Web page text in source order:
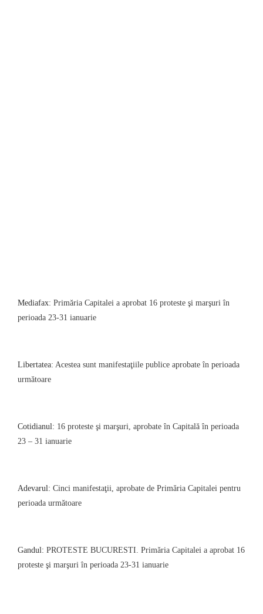
Mediafax: Primăria Capitalei a aprobat 16 proteste şi marşuri în
perioada 23-31 ianuarie
Libertatea: Acestea sunt manifestaţiile publice aprobate în perioada
următoare
Cotidianul: 16 proteste şi marşuri, aprobate în Capitală în perioada
23 – 31 ianuarie
Adevarul: Cinci manifestaţii, aprobate de Primăria Capitalei pentru
perioada următoare
Gandul: PROTESTE BUCURESTI. Primăria Capitalei a aprobat 16
proteste şi marşuri în perioada 23-31 ianuarie